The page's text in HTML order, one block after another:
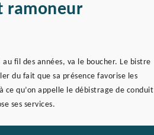
ramoneur
fil des années, va le boucher. Le bistre
du fait que sa présence favorise les
qu’on appelle le débistrage de conduit
ses services.